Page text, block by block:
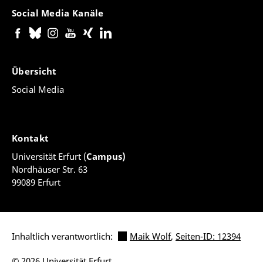
Social Media Kanäle
Übersicht
Social Media
Kontakt
Universität Erfurt (Campus)
Nordhäuser Str. 63
99089 Erfurt
Inhaltlich verantwortlich: Maik Wolf, Seiten-ID: 12394